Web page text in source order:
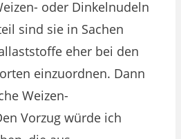
oder Dinkelnudeln
sind sie in Sachen
eher bei den
einzuordnen. Dann
Weizen-
Vorzug würde ich